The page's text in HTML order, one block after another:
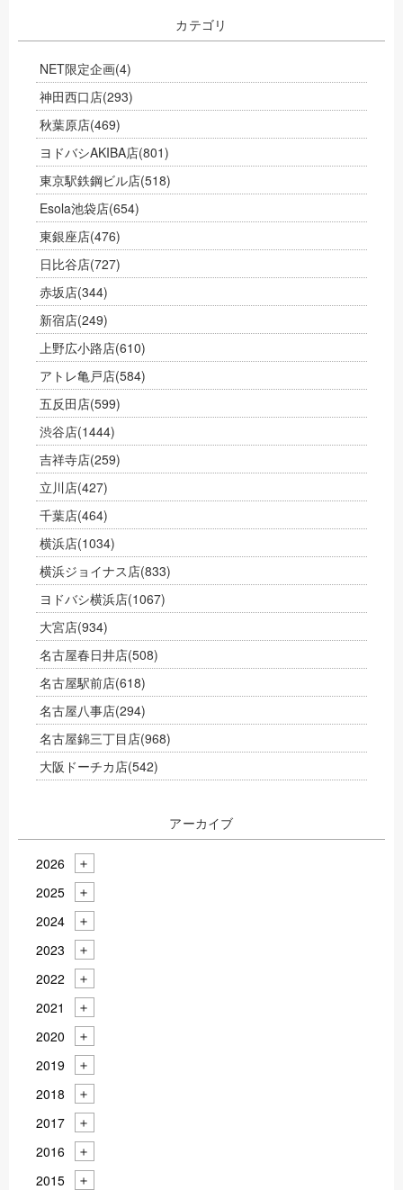
カテゴリ
NET限定企画(4)
神田西口店(293)
秋葉原店(469)
ヨドバシAKIBA店(801)
東京駅鉄鋼ビル店(518)
Esola池袋店(654)
東銀座店(476)
日比谷店(727)
赤坂店(344)
新宿店(249)
上野広小路店(610)
アトレ亀戸店(584)
五反田店(599)
渋谷店(1444)
吉祥寺店(259)
立川店(427)
千葉店(464)
横浜店(1034)
横浜ジョイナス店(833)
ヨドバシ横浜店(1067)
大宮店(934)
名古屋春日井店(508)
名古屋駅前店(618)
名古屋八事店(294)
名古屋錦三丁目店(968)
大阪ドーチカ店(542)
アーカイブ
2026
2025
2024
2023
2022
2021
2020
2019
2018
2017
2016
2015